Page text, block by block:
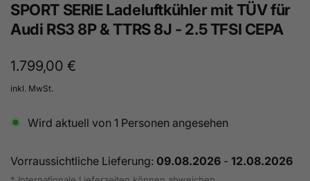
SPORT SERIE Ladeluftkühler mit TÜV für
Audi RS3 8P & TTRS 8J - 2.5 TFSI CEPA
Normaler
Preis
1.799,00 €
inkl. MwSt.
Wird aktuell von 1 Personen angesehen
Vorraussichtliche Lieferung: 09.08.2026 - 12.08.2026